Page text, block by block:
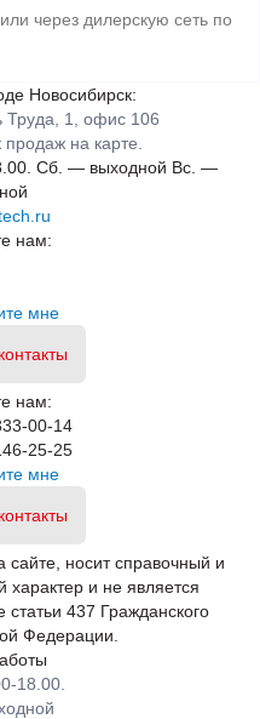
через дилерскую сеть по
Новосибирск:
Труда, 1, офис 106
на карте.
Сб. — выходной Вс. —
нам:
мне
нам:
00-14
25-25
мне
носит справочный и
и не является
437 Гражданского
Федерации.
18.00.